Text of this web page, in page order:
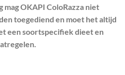
mag OKAPI ColoRazza niet
toegediend en moet het altijd
een soortspecifiek dieet en